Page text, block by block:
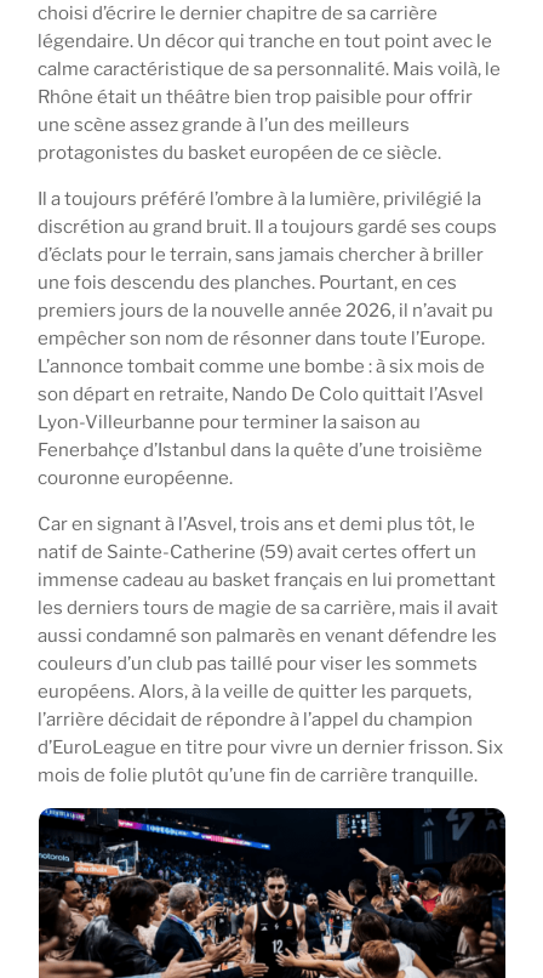
choisi d’écrire le dernier chapitre de sa carrière
légendaire. Un décor qui tranche en tout point avec le
calme caractéristique de sa personnalité. Mais voilà, le
Rhône était un théâtre bien trop paisible pour offrir
une scène assez grande à l’un des meilleurs
protagonistes du basket européen de ce siècle.
Il a toujours préféré l’ombre à la lumière, privilégié la
discrétion au grand bruit. Il a toujours gardé ses coups
d’éclats pour le terrain, sans jamais chercher à briller
une fois descendu des planches. Pourtant, en ces
premiers jours de la nouvelle année 2026, il n’avait pu
empêcher son nom de résonner dans toute l’Europe.
L’annonce tombait comme une bombe : à six mois de
son départ en retraite, Nando De Colo quittait l’Asvel
Lyon-Villeurbanne pour terminer la saison au
Fenerbahçe d’Istanbul dans la quête d’une troisième
couronne européenne.
Car en signant à l’Asvel, trois ans et demi plus tôt, le
natif de Sainte-Catherine (59) avait certes offert un
immense cadeau au basket français en lui promettant
les derniers tours de magie de sa carrière, mais il avait
aussi condamné son palmarès en venant défendre les
couleurs d’un club pas taillé pour viser les sommets
européens. Alors, à la veille de quitter les parquets,
l’arrière décidait de répondre à l’appel du champion
d’EuroLeague en titre pour vivre un dernier frisson. Six
mois de folie plutôt qu’une fin de carrière tranquille.